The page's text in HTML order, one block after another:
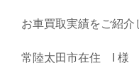
お車買取実績をご紹介
常陸太田市在住 I 様